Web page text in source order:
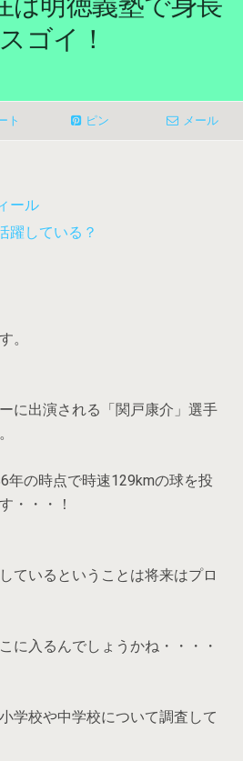
ゴイ！
ト ピン メール
ール
躍している？
。
に出演される「関戸康介」選手
年の時点で時速129kmの球を投
・・・！
ているということは将来はプロ
に入るんでしょうかね・・・・
学校や中学校について調査して